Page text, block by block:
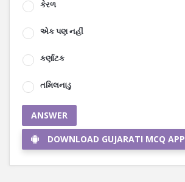
કેરળ
એક પણ નહીં
કર્ણાટક
તમિલનાડુ
ANSWER
DOWNLOAD GUJARATI MCQ APP